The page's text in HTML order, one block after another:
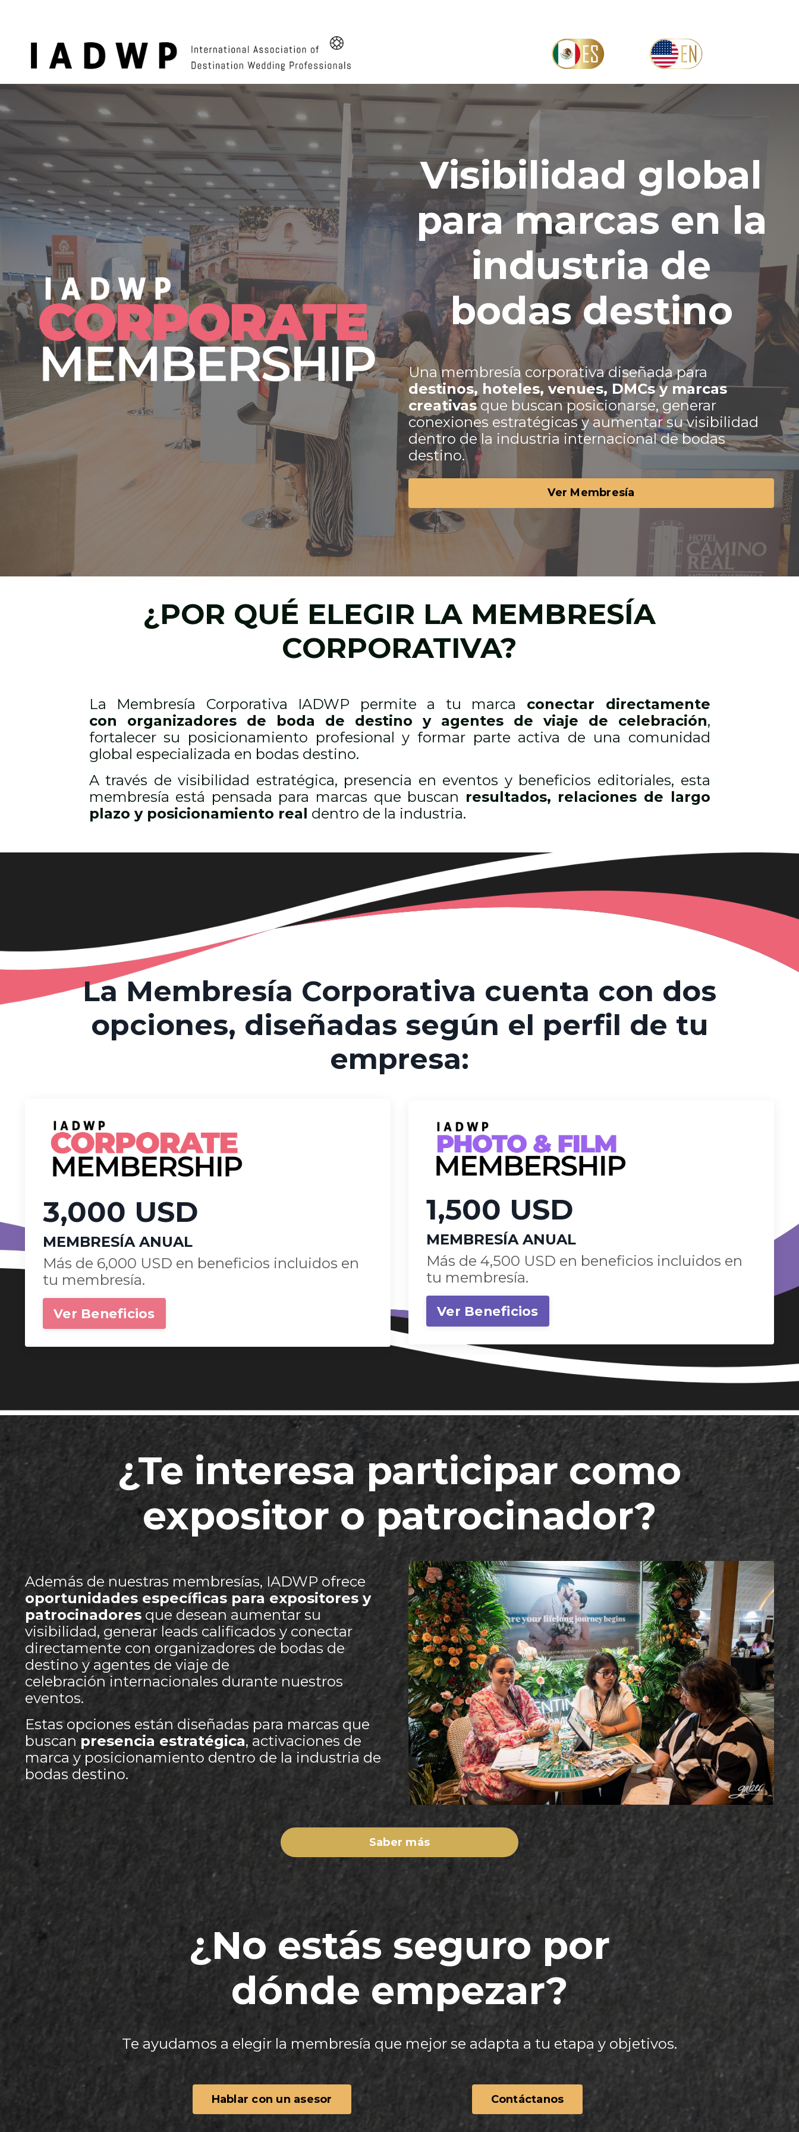
Visibilidad global
para marcas en la
industria de
bodas destino
Una membresía corporativa diseñada para
destinos, hoteles, venues, DMCs y marcas
creativasque buscan posicionarse, generar
conexiones estratégicas y aumentar su visibilidad
dentro de la industria internacional de bodas
destino.
Ver Membresía
¿POR QUÉ ELEGIR LA MEMBRESÍA
CORPORATIVA?
La Membresía Corporativa IADWP permite a tu marca conectar directamente
con organizadores de boda de destino y agentes de viaje de celebración,
fortalecer su posicionamiento profesional y formar parte activa de una comunidad
global especializada en bodas destino.
A través de visibilidad estratégica, presencia en eventos y beneficios editoriales, esta
membresía está pensada para marcas que buscan resultados, relaciones de largo
plazo y posicionamiento real dentro de la industria.
La Membresía Corporativa cuenta con dos
opciones, diseñadas según el perfil de tu
empresa:
3,000 USD
MEMBRESÍA ANUAL
Más de 6,000 USD en beneficios incluidos en
tu membresía.
Ver Beneficios
1,500 USD
MEMBRESÍA ANUAL
Más de 4,500 USD en beneficios incluidos en
tu membresía.
Ver Beneficios
¿Te interesa participar como
expositor o patrocinador?
Además de nuestras membresías, IADWP ofrece
oportunidades específicas para expositores y
patrocinadores que desean aumentar su
visibilidad, generar leads calificados y conectar
directamente con organizadores de bodas de
destino y agentes de viaje de
celebración internacionales durante nuestros
eventos.
Estas opciones están diseñadas para marcas que
buscan presencia estratégica, activaciones de
marca y posicionamiento dentro de la industria de
bodas destino.
Saber más
¿No estás seguro por
dónde empezar?
Te ayudamos a elegir la membresía que mejor se adapta a tu etapa y objetivos.
Hablar con un asesor Contáctanos